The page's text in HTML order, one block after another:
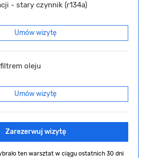
- stary czynnik (r134a)
Umów wizytę
oleju
Umów wizytę
Zarezerwuj wizytę
ten warsztat w ciągu ostatnich 30 dni